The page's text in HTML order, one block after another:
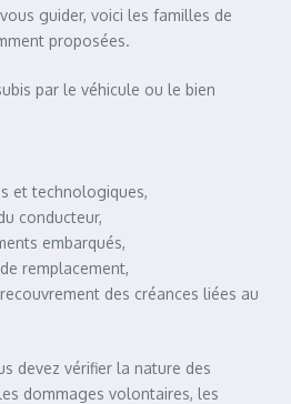
guider, voici les familles de
proposées.
par le véhicule ou le bien
et technologiques,
conducteur,
embarqués,
remplacement,
des créances liées au
devez vérifier la nature des
dommages volontaires, les